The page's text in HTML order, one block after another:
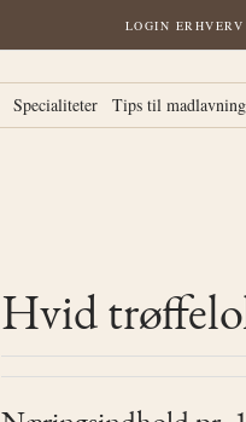
LOGIN ERHVERV
Specialiteter Tips til
Hvid